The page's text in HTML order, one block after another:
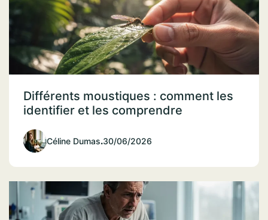
Différents moustiques : comment les
identifier et les comprendre
Céline Dumas.30/06/2026